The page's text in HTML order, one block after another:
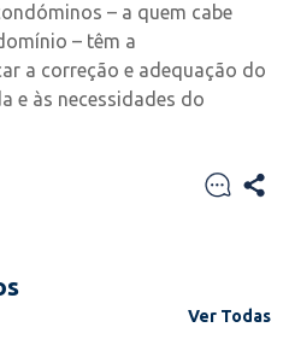
– a quem cabe
– têm a
a correção e adequação do
e às necessidades do
Ver Todas